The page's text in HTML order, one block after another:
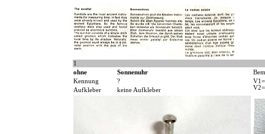
1
ohne
Sonnenuhr
Kennung
?
Aufkleber keine Aufkleber